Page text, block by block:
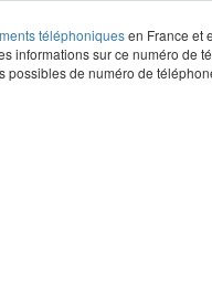
téléphoniquesen France et
informations sur ce numéro de
possibles de numéro de